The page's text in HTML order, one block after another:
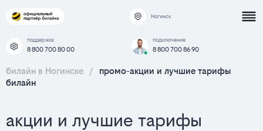
Ногинск
поддержка
8 800 700 80 00
подключение
8 800 700 86 90
билайн в Ногинске /
промо-акции и лучшие тарифы
билайн
акции и лучшие тарифы